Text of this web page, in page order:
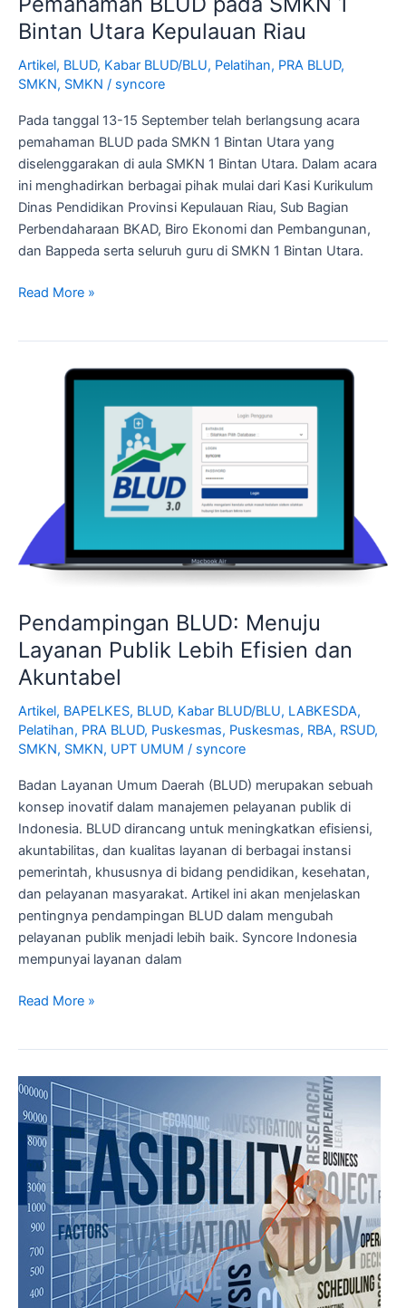
Bintan Utara Kepulauan Riau
Artikel, BLUD, Kabar BLUD/BLU, Pelatihan, PRA BLUD,
SMKN, SMKN / syncore
Pada tanggal 13-15 September telah berlangsung acara
pemahaman BLUD pada SMKN 1 Bintan Utara yang
diselenggarakan di aula SMKN 1 Bintan Utara. Dalam acara
ini menghadirkan berbagai pihak mulai dari Kasi Kurikulum
Dinas Pendidikan Provinsi Kepulauan Riau, Sub Bagian
Perbendaharaan BKAD, Biro Ekonomi dan Pembangunan,
dan Bappeda serta seluruh guru di SMKN 1 Bintan Utara.
Read More »
Pendampingan BLUD: Menuju
Layanan Publik Lebih Efisien dan
Akuntabel
Artikel, BAPELKES, BLUD, Kabar BLUD/BLU, LABKESDA,
Pelatihan, PRA BLUD, Puskesmas, Puskesmas, RBA, RSUD,
SMKN, SMKN, UPT UMUM / syncore
Badan Layanan Umum Daerah (BLUD) merupakan sebuah
konsep inovatif dalam manajemen pelayanan publik di
Indonesia. BLUD dirancang untuk meningkatkan efisiensi,
akuntabilitas, dan kualitas layanan di berbagai instansi
pemerintah, khususnya di bidang pendidikan, kesehatan,
dan pelayanan masyarakat. Artikel ini akan menjelaskan
pentingnya pendampingan BLUD dalam mengubah
pelayanan publik menjadi lebih baik. Syncore Indonesia
mempunyai layanan dalam
Pendampingan
Efisien
dan
Akuntabel
Read More »
Mengungkap
Pentingnya
Kajian
Kelayakan
dalam
Pendirian
(BLUD)